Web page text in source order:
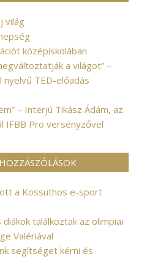
világ
középiskolában
a világot” –
TED-előadás
– Interjú Tikász Ádám, az
IFBB Pro versenyzővel
a Kossuthos e-sport
találkoztak az olimpiai
Valériával
segítséget kérni és